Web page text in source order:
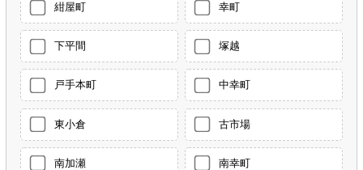
紺屋町 幸町
下平間 塚越
戸手本町 中幸町
東小倉 古市場
南加瀬 南幸町